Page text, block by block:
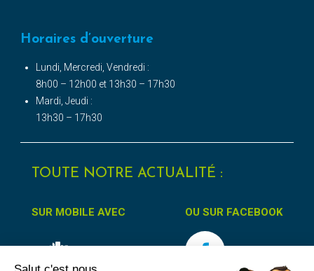
Horaires d’ouverture
Lundi, Mercredi, Vendredi :
8h00 – 12h00 et 13h30 – 17h30
Mardi, Jeudi :
13h30 – 17h30
TOUTE NOTRE ACTUALITÉ :
SUR MOBILE AVEC OU SUR FACEBOOK